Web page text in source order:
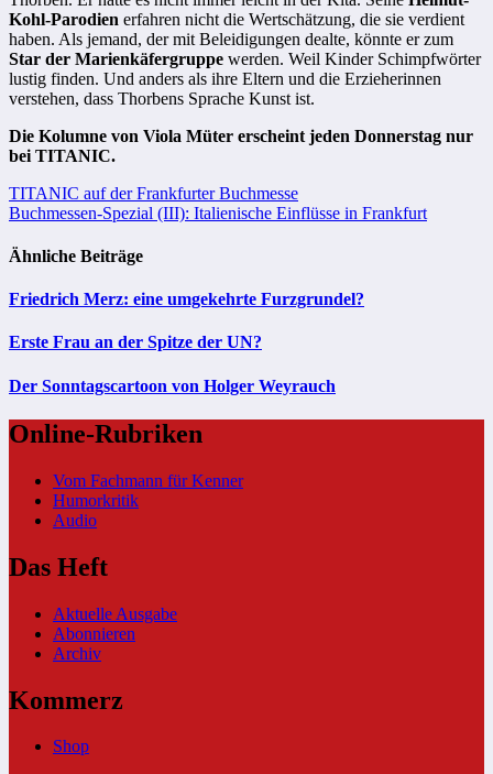
Kohl-Parodien erfahren nicht die Wertschätzung, die sie verdient
haben. Als jemand, der mit Beleidigungen dealte, könnte er zum
Star der Marienkäfergruppe werden. Weil Kinder Schimpfwörter
lustig finden. Und anders als ihre Eltern und die Erzieherinnen
verstehen, dass Thorbens Sprache Kunst ist.
Die Kolumne von Viola Müter erscheint jeden Donnerstag nur
bei TITANIC.
Beitragsnavigation
TITANIC auf der Frankfurter Buchmesse
Buchmessen-Spezial (III): Italienische Einflüsse in Frankfurt
Ähnliche Beiträge
Friedrich Merz: eine umgekehrte Furzgrundel?
Erste Frau an der Spitze der UN?
Der Sonntagscartoon von Holger Weyrauch
Online-Rubriken
Vom Fachmann für Kenner
Humorkritik
Audio
Das Heft
Aktuelle Ausgabe
Abonnieren
Archiv
Kommerz
Shop